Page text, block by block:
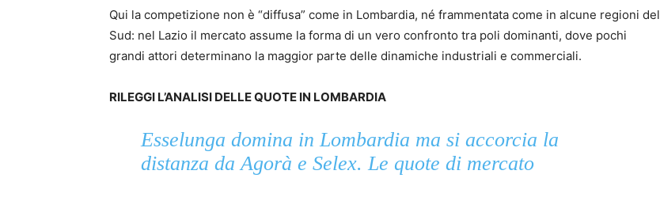
Qui la competizione non è “diffusa” come in Lombardia, né frammentata come in alcune regioni del
Sud: nel Lazio il mercato assume la forma di un vero confronto tra poli dominanti, dove pochi
grandi attori determinano la maggior parte delle dinamiche industriali e commerciali.
RILEGGI L’ANALISI DELLE QUOTE IN LOMBARDIA
Esselunga domina in Lombardia ma si accorcia la
distanza da Agorà e Selex. Le quote di mercato